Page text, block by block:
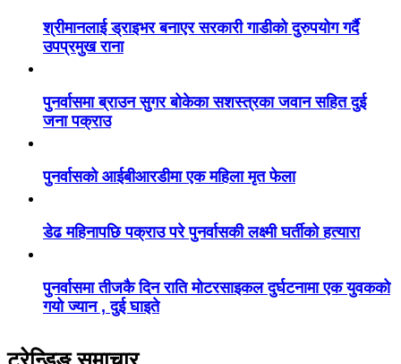
श्रीमानलाई ड्राइभर बनाएर सरकारी गाडीको दुरुपयोग गर्दै
उपप्रमुख राना
पुनर्वासमा ब्राउन सुगर बोकेका सशस्त्रका जवान सहित दुई
जना पक्राउ
पुनर्वासको आईबीआरडीमा एक महिला मृत फेला
डेढ महिनापछि पक्राउ परे पुनर्वासकी लक्ष्मी घर्तीको हत्यारा
पुनर्वासमा तीजकै दिन राति मोटरसाइकल दुर्घटनामा एक युवकको
गयो ज्यान , दुई घाइते